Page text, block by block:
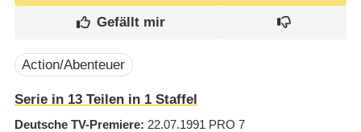
Action/Abenteuer
Serie in 13 Teilen in 1 Staffel
Deutsche TV-Premiere 22.07.1991 PRO 7